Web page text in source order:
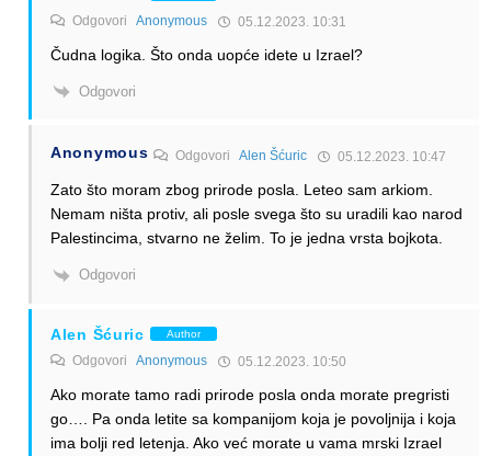
Odgovori Anonymous 05.12.2023. 10:31
Čudna logika. Što onda uopće idete u Izrael?
Odgovori
Anonymous OdgovoriAlen Šćuric 05.12.2023. 10:47
Zato što moram zbog prirode posla. Leteo sam arkiom.
Nemam ništa protiv, ali posle svega što su uradili kao narod
Palestincima, stvarno ne želim. To je jedna vrsta bojkota.
Odgovori
Alen Šćuric Author
Odgovori Anonymous 05.12.2023. 10:50
Ako morate tamo radi prirode posla onda morate pregristi
go…. Pa onda letite sa kompanijom koja je povoljnija i koja
ima bolji red letenja. Ako već morate u vama mrski Izrael